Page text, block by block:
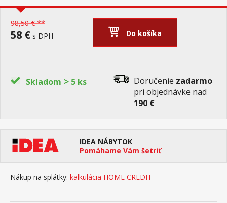
98,50 € **
58 € s DPH Do košíka
Skladom > 5 ks Doručenie zadarmo
pri objednávke nad
190 €
IDEA NÁBYTOK
Pomáhame Vám šetriť
Nákup na splátky: kalkulácia HOME CREDIT